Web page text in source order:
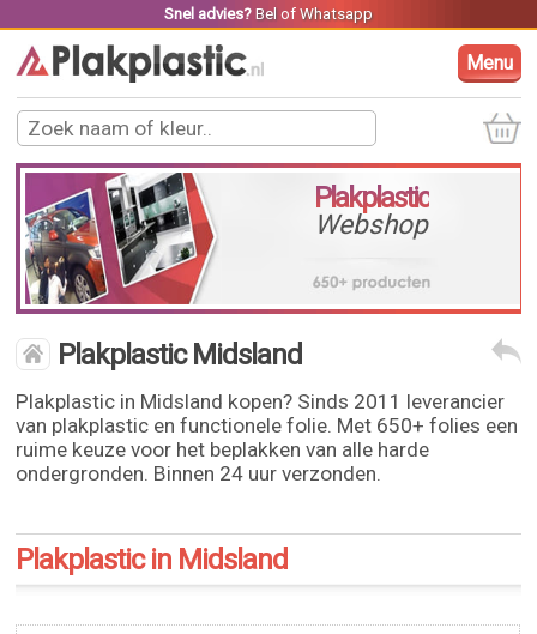
Snel advies? Belof Whatsapp
Menu
Plakplastic
Webshop
Plakplastic Midsland
Plakplastic in Midsland kopen? Sinds 2011 leverancier
van plakplastic en functionele folie. Met 650+ folies een
ruime keuze voor het beplakken van alle harde
ondergronden. Binnen 24 uur verzonden.
Plakplastic in Midsland